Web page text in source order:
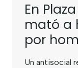
En
mató a
por
Un antisocial